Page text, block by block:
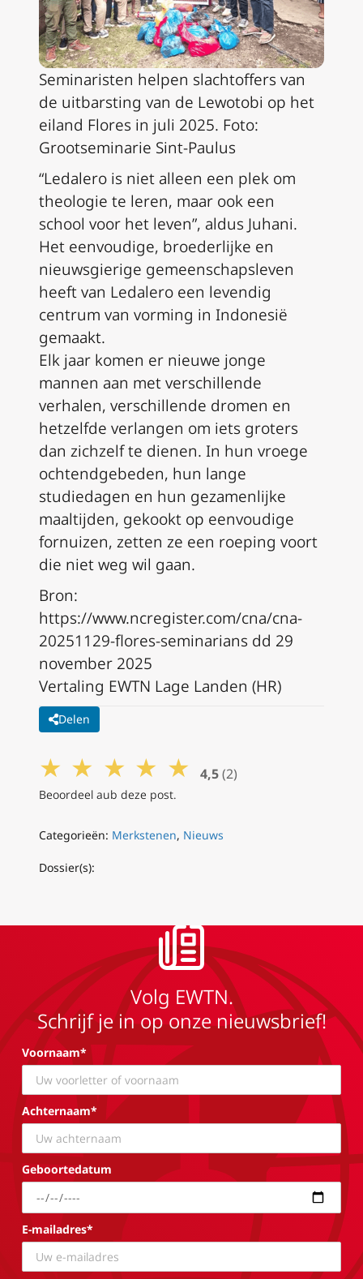
Seminaristen helpen slachtoffers van
de uitbarsting van de Lewotobi op het
eiland Flores in juli 2025. Foto:
Grootseminarie Sint-Paulus
“Ledalero is niet alleen een plek om
theologie te leren, maar ook een
school voor het leven”, aldus Juhani.
Het eenvoudige, broederlijke en
nieuwsgierige gemeenschapsleven
heeft van Ledalero een levendig
centrum van vorming in Indonesië
gemaakt.
Elk jaar komen er nieuwe jonge
mannen aan met verschillende
verhalen, verschillende dromen en
hetzelfde verlangen om iets groters
dan zichzelf te dienen. In hun vroege
ochtendgebeden, hun lange
studiedagen en hun gezamenlijke
maaltijden, gekookt op eenvoudige
fornuizen, zetten ze een roeping voort
die niet weg wil gaan.
Bron:
https://www.ncregister.com/cna/cna-
20251129-flores-seminarians dd 29
november 2025
Vertaling EWTN Lage Landen (HR)
Delen
★ ★ ★ ★ ★ 4,5 (2)
Beoordeel aub deze post.
Categorieën: Merkstenen, Nieuws
Dossier(s):
Volg EWTN.
Schrijf je in op onze nieuwsbrief!
Voornaam*
Achternaam*
Geboortedatum
E-mailadres*